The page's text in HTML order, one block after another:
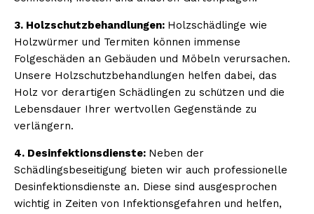
3. Holzschutzbehandlungen: Holzschädlinge wie
Holzwürmer und Termiten können immense
Folgeschäden an Gebäuden und Möbeln verursachen.
Unsere Holzschutzbehandlungen helfen dabei, das
Holz vor derartigen Schädlingen zu schützen und die
Lebensdauer Ihrer wertvollen Gegenstände zu
verlängern.
4. Desinfektionsdienste: Neben der
Schädlingsbeseitigung bieten wir auch professionelle
Desinfektionsdienste an. Diese sind ausgesprochen
wichtig in Zeiten von Infektionsgefahren und helfen,